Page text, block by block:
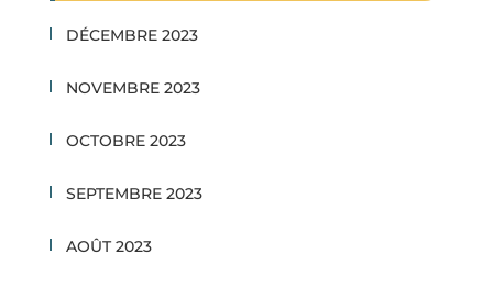
DÉCEMBRE 2023
NOVEMBRE 2023
OCTOBRE 2023
SEPTEMBRE 2023
AOÛT 2023